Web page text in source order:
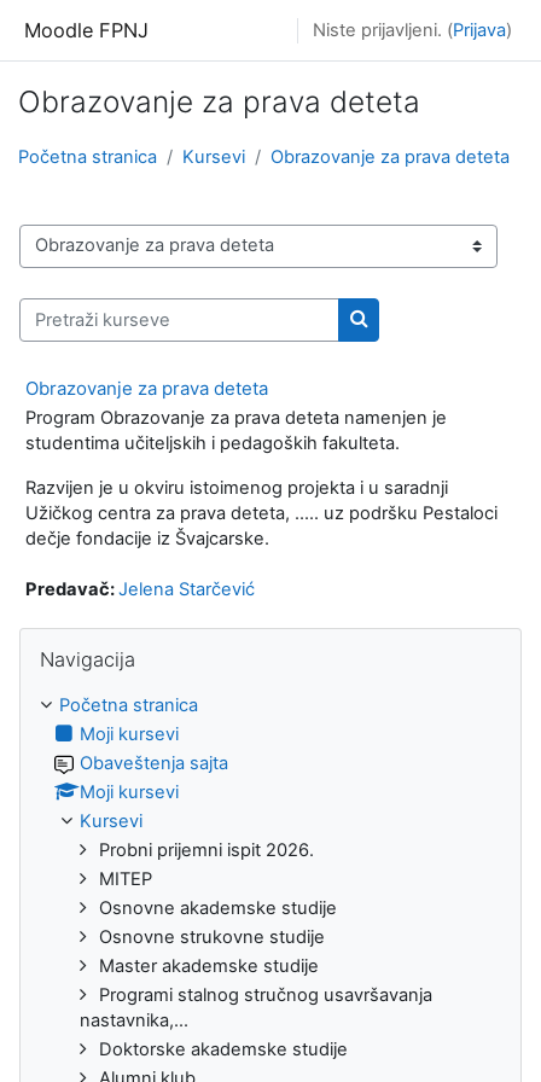
Moodle FPNJ Niste prijavljeni. (Prijava)
Obrazovanje za prava deteta
Početna stranica Kursevi Obrazovanje za prava deteta
Kategorije kurseva
Pretraži kurseve
Pretraži kurseve
Obrazovanje za prava deteta
Program Obrazovanje za prava deteta namenjen je
studentima učiteljskih i pedagoških fakulteta.
Razvijen je u okviru istoimenog projekta i u saradnji
Užičkog centra za prava deteta, ..... uz podršku Pestaloci
dečje fondacije iz Švajcarske.
Predavač:Jelena Starčević
Navigacija
Početna stranica
Moji kursevi
Obaveštenja sajta
Moji kursevi
Kursevi
Probni prijemni ispit 2026.
MITEP
Osnovne akademske studije
Osnovne strukovne studije
Master akademske studije
Programi stalnog stručnog usavršavanja
nastavnika,...
Doktorske akademske studije